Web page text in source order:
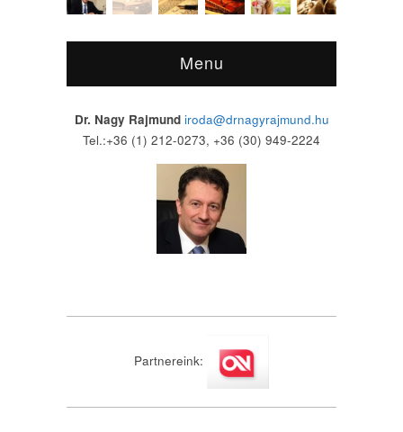
Menu
Dr. Nagy Rajmund iroda@drnagyrajmund.hu
Tel.:+36 (1) 212-0273, +36 (30) 949-2224
Partnereink: